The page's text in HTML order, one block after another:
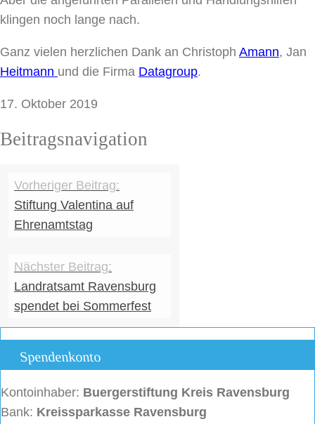
klingen noch lange nach.
Ganz vielen herzlichen Dank an Christoph Amann, Jan
Heitmann und die Firma Datagroup.
17. Oktober 2019
Beitragsnavigation
Stiftung Valentina auf
Ehrenamtstag
Landratsamt Ravensburg
spendet bei Sommerfest
Spendenkonto
Kontoinhaber: Buergerstiftung Kreis Ravensburg
Bank: Kreissparkasse Ravensburg